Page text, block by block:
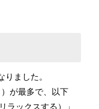
ました。
が最多で、以下
ラックスする）」